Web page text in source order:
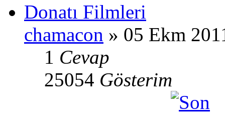
Donatı Filmleri
chamacon » 05 Ekm
1 Cevap
25054 Gösterim